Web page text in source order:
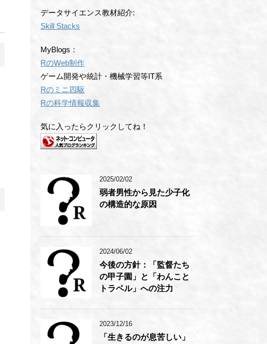
データサイエンス教材紹介:
Skill Stacks
MyBlogs：
RのWeb制作
ゲーム開発や統計・機械学習等IT系
Rのミニ四駆
Rの科学情報収集
気に入ったらクリックしてね！
2025/02/02
弱者男性から見た少子化
の構造的な原因
2024/06/02
今後の方針：「監督たち
の甲子園」と「わんこと
トラベル」への注力
2023/12/16
「生きるのが息苦しい」